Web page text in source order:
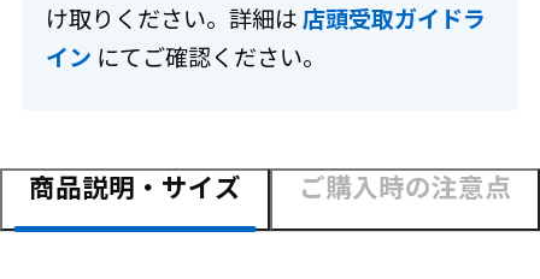
け取りください。詳細は店頭受取ガイドラ
イン にてご確認ください。
商品説明・サイズ ご購入時の注意点